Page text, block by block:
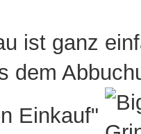
ist ganz
dem
Einkauf"